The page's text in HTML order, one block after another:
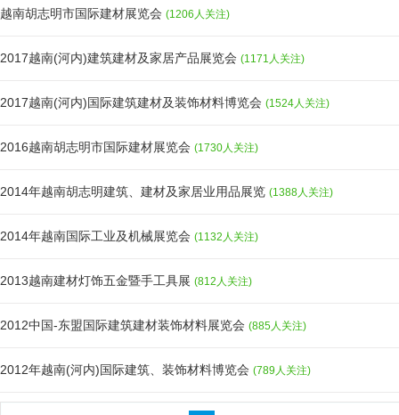
越南胡志明市国际建材展览会 (1206人关注)
2017越南(河内)建筑建材及家居产品展览会 (1171人关注)
2017越南(河内)国际建筑建材及装饰材料博览会 (1524人关注)
2016越南胡志明市国际建材展览会 (1730人关注)
2014年越南胡志明建筑、建材及家居业用品展览 (1388人关注)
2014年越南国际工业及机械展览会 (1132人关注)
2013越南建材灯饰五金暨手工具展 (812人关注)
2012中国-东盟国际建筑建材装饰材料展览会 (885人关注)
2012年越南(河内)国际建筑、装饰材料博览会 (789人关注)